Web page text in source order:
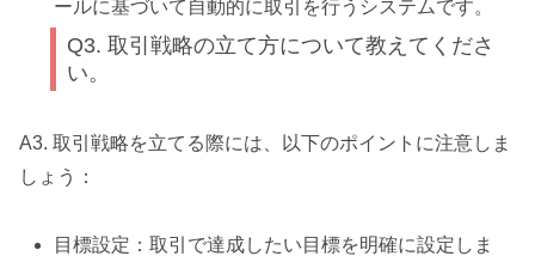
ールに基づいて自動的に取引を行うシステムです。
Q3. 取引戦略の立て方について教えてくださ
い。
A3. 取引戦略を立てる際には、以下のポイントに注意しま
しょう：
目標設定：取引で達成したい目標を明確に設定しま